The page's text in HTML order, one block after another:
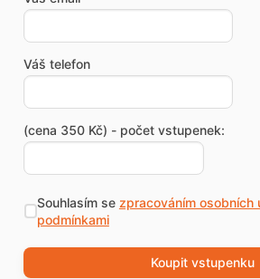
Váš telefon
(cena 350 Kč) - počet vstupenek:
Souhlasím se zpracováním osobních
podmínkami
Koupit vstupenku